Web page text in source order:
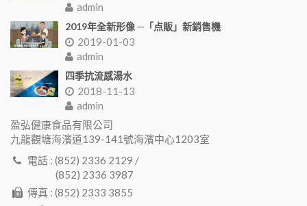
admin
2019年全新形像 ─「点販」新銷售機
2019-01-03
admin
四季抗流感湯水
2018-11-13
admin
盈弘健康食品有限公司
九龍觀塘海濱道139-141號海濱中心1203室
電話 : (852) 2336 2129 /
(852) 2336 3987
傳真 : (852) 2333 3855